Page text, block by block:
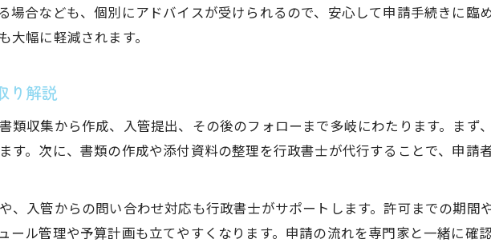
場合なども、個別にアドバイスが受けられるので、安心して申請手続きに臨
幅に軽減されます。
り解説
類収集から作成、入管提出、その後のフォローまで多岐にわたります。まず
す。次に、書類の作成や添付資料の整理を行政書士が代行することで、申請
、入管からの問い合わせ対応も行政書士がサポートします。許可までの期間
ール管理や予算計画も立てやすくなります。申請の流れを専門家と一緒に確